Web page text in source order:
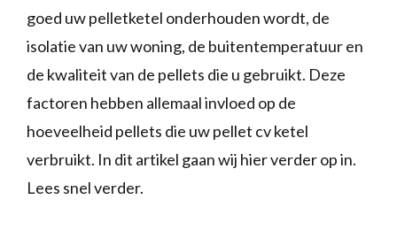
goed uw pelletketel onderhouden wordt, de
isolatie van uw woning, de buitentemperatuur en
de kwaliteit van de pellets die u gebruikt. Deze
factoren hebben allemaal invloed op de
hoeveelheid pellets die uw pellet cv ketel
verbruikt. In dit artikel gaan wij hier verder op in.
Lees snel verder.